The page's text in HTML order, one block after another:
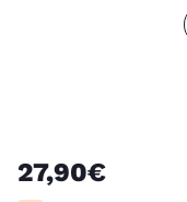
27,90€